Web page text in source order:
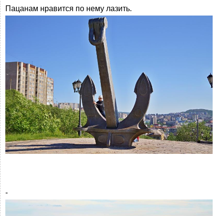
Пацанам нравится по нему лазить.
-